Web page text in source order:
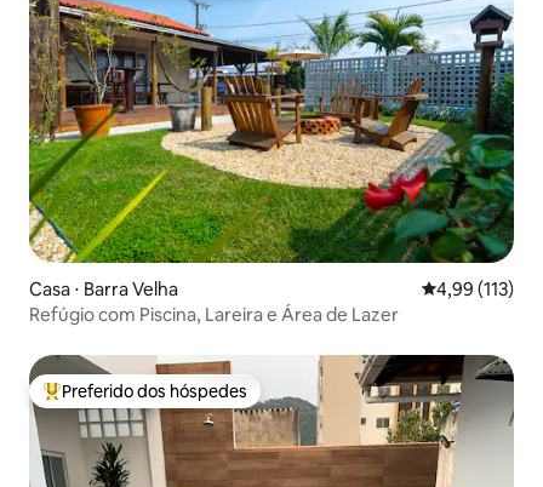
Casa ⋅ Barra Velha 4,99 de uma
4,99 (113)
Refúgio com Piscina, Lareira e Área de Lazer
Entre os melhores preferidos dos hóspedes
Preferido dos hóspedes